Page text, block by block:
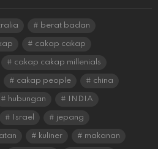
berat badan
cakap cakap
cakap cakap millenials
cakap people china
hubungan INDIA
Israel jepang
kuliner makanan